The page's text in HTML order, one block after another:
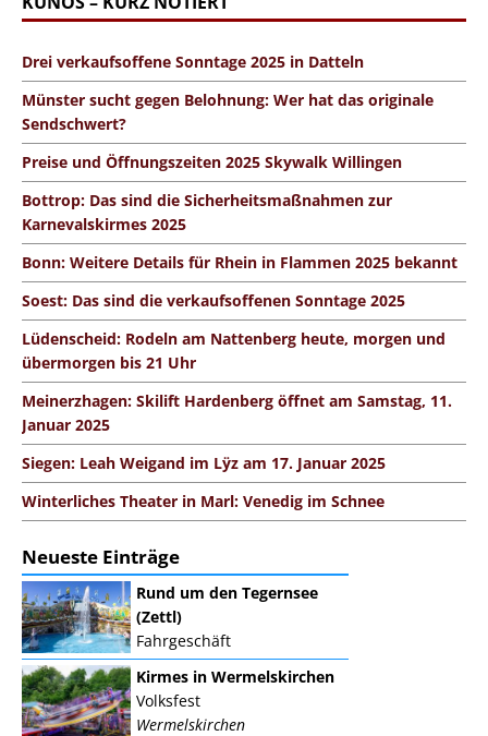
Drei verkaufsoffene Sonntage 2025 in Datteln
Münster sucht gegen Belohnung: Wer hat das originale
Sendschwert?
Preise und Öffnungszeiten 2025 Skywalk Willingen
Bottrop: Das sind die Sicherheitsmaßnahmen zur
Karnevalskirmes 2025
Bonn: Weitere Details für Rhein in Flammen 2025 bekannt
Soest: Das sind die verkaufsoffenen Sonntage 2025
Lüdenscheid: Rodeln am Nattenberg heute, morgen und
übermorgen bis 21 Uhr
Meinerzhagen: Skilift Hardenberg öffnet am Samstag, 11.
Januar 2025
Siegen: Leah Weigand im Lÿz am 17. Januar 2025
Winterliches Theater in Marl: Venedig im Schnee
Neueste Einträge
Rund um den Tegernsee
(Zettl)
Fahrgeschäft
Kirmes in Wermelskirchen
Volksfest
Wermelskirchen